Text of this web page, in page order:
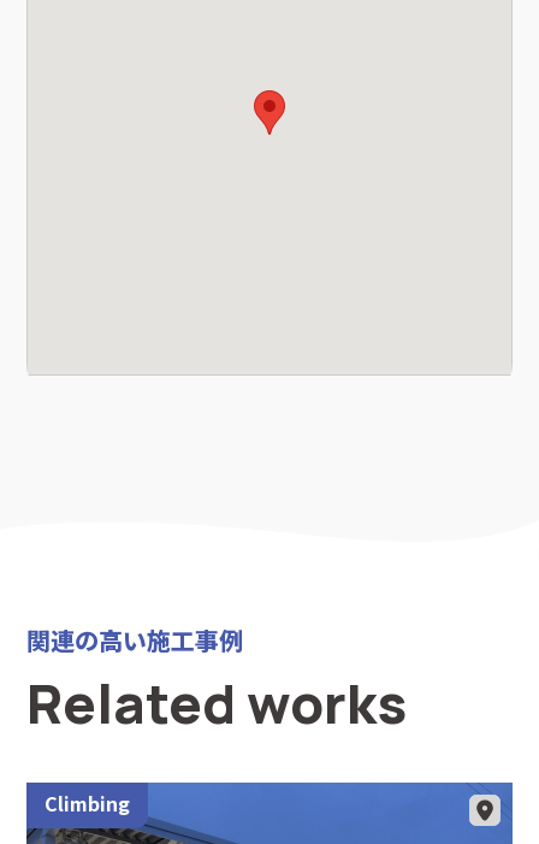
関連の高い施工事例
Related works
Climbing